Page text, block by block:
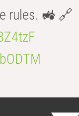
rules. 🚜 🔗